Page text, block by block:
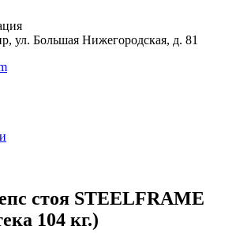
ул. Большая Нижегородская, д. 81
стоя STEELFRAME
104 кг.)